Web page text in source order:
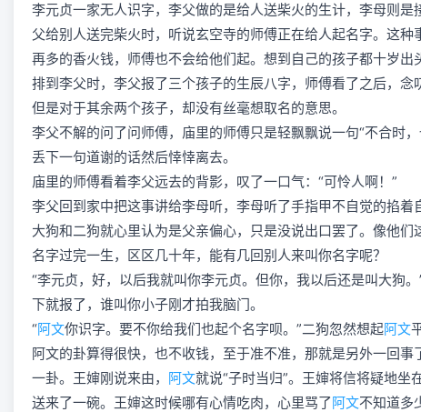
李元贞一家无人识字，李父做的是给人送柴火的生计，李母则
父给别人送完柴火时，听说玄空寺的师傅正在给人起名字。这
再多的香火钱，师傅也不会给他们起。想到自己的孩子都十岁出
排到李父时，李父报了三个孩子的生辰八字，师傅看了之后，
但是对于其余两个孩子，却没有丝毫想取名的意思。
李父不解的问了问师傅，庙里的师傅只是轻飘飘说一句“不合时
丢下一句道谢的话然后悻悻离去。
庙里的师傅看着李父远去的背影，叹了一口气：“可怜人啊！”
李父回到家中把这事讲给李母听，李母听了手指甲不自觉的掐
大狗和二狗就心里认为是父亲偏心，只是没说出口罢了。像他
名字过完一生，区区几十年，能有几回别人来叫你名字呢？
“李元贞，好，以后我就叫你李元贞。但你，我以后还是叫大狗。
下就报了，谁叫你小子刚才拍我脑门。
“阿文你识字。要不你给我们也起个名字呗。”二狗忽然想起阿文
阿文的卦算得很快，也不收钱，至于准不准，那就是另外一回
一卦。王婶刚说来由， 阿文就说“子时当归”。王婶将信将疑地
送来了一碗。王婶这时候哪有心情吃肉，心里骂了阿文不知道多